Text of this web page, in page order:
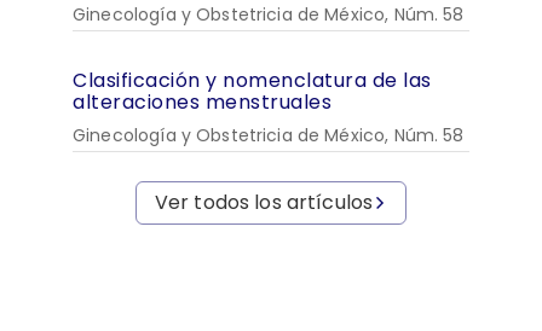
Ginecología y Obstetricia de México, Núm. 58
Clasificación y nomenclatura de las
alteraciones menstruales
Ginecología y Obstetricia de México, Núm. 58
Ver todos los artículos